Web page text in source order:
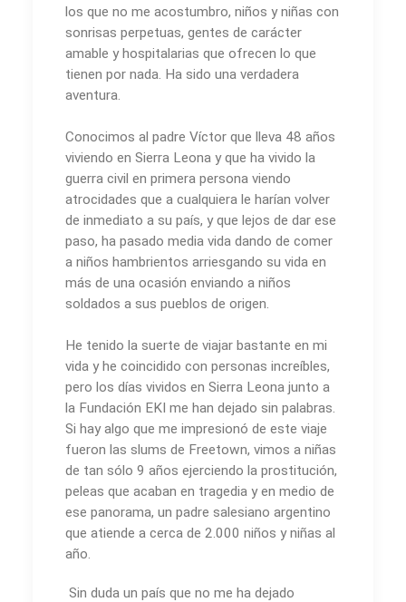
los que no me acostumbro, niños y niñas con
sonrisas perpetuas, gentes de carácter
amable y hospitalarias que ofrecen lo que
tienen por nada. Ha sido una verdadera
aventura.
Conocimos al padre Víctor que lleva 48 años
viviendo en Sierra Leona y que ha vivido la
guerra civil en primera persona viendo
atrocidades que a cualquiera le harían volver
de inmediato a su país, y que lejos de dar ese
paso, ha pasado media vida dando de comer
a niños hambrientos arriesgando su vida en
más de una ocasión enviando a niños
soldados a sus pueblos de origen.
He tenido la suerte de viajar bastante en mi
vida y he coincidido con personas increíbles,
pero los días vividos en Sierra Leona junto a
la Fundación EKI me han dejado sin palabras.
Si hay algo que me impresionó de este viaje
fueron las slums de Freetown, vimos a niñas
de tan sólo 9 años ejerciendo la prostitución,
peleas que acaban en tragedia y en medio de
ese panorama, un padre salesiano argentino
que atiende a cerca de 2.000 niños y niñas al
año.
Sin duda un país que no me ha dejado